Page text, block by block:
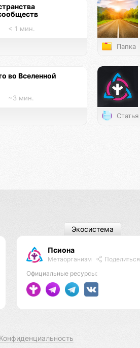
< 1 мин.
Папка
во Вселенной
~3 мин.
Статья
Псиона
Метаорганизм
Поделиться
Официальные ресурсы:
Экосистема
Конфиденциальность